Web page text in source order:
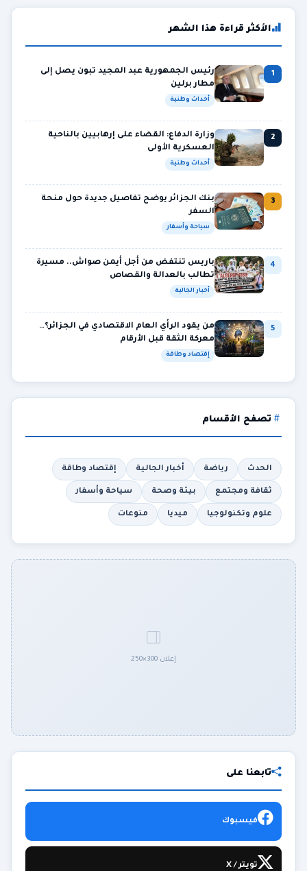
الأكثر قراءة هذا الشهر
1
رئيس الجمهورية عبد المجيد تبون يصل إلى
مطار برلين
أحداث وطنية
2
وزارة الدفاع: القضاء على إرهابيين بالناحية
العسكرية الأولى
أحداث وطنية
3
بنك الجزائر يوضح تفاصيل جديدة حول منحة
السفر
سياحة وأسفار
4
باريس تنتفض من أجل أيمن صواش.. مسيرة
تطالب بالعدالة والقصاص
أخبار الجالية
5
من يقود الرأي العام الاقتصادي في الجزائر؟…
معركة الثقة قبل الأرقام
إقتصاد وطاقة
تصفح الأقسام
الحدث رياضة أخبار الجالية إقتصاد وطاقة
ثقافة ومجتمع بيئة وصحة سياحة وأسفار
علوم وتكنولوجيا ميديا منوعات
إعلان 300×250
تابعنا على
فيسبوك
تويتر / X